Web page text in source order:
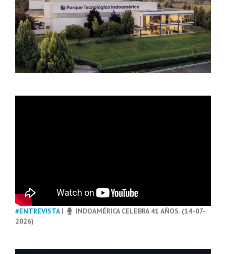
#ENTREVISTA|
INDOAMÉRICA CELEBRA 41 AÑOS. (14-07-
2026)